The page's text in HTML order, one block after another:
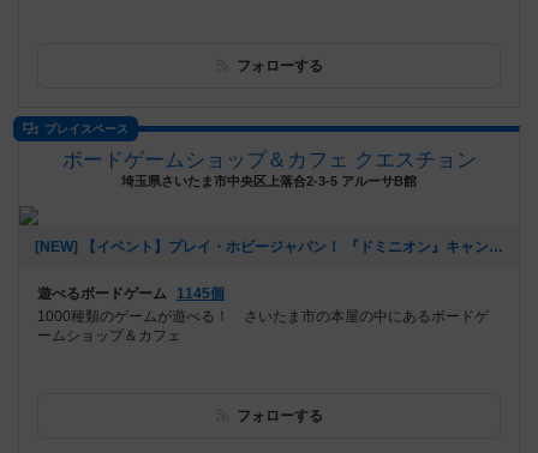
フォローする
プレイスペース
ボードゲームショップ＆カフェ クエスチョン
埼玉県さいたま市中央区上落合2-3-5 アルーサB館
[NEW] 【イベント】プレイ・ホビージャパン！ 『ドミニオン』キャンペーン開催！（11/4 追記アリ）（2024年10月24日 21時41分）
遊べるボードゲーム
1145個
1000種類のゲームが遊べる！ さいたま市の本屋の中にあるボードゲ
ームショップ＆カフェ
フォローする